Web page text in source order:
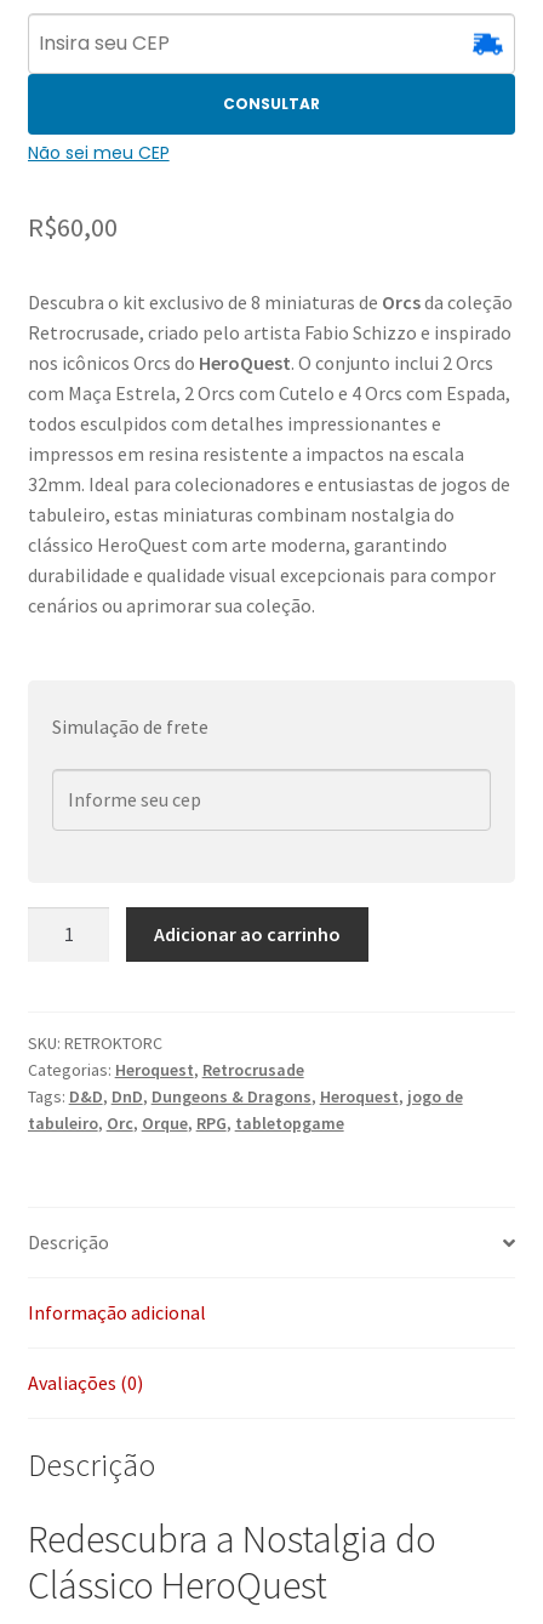
CONSULTAR
Não sei meu CEP
R$60,00
Descubra o kit exclusivo de 8 miniaturas de Orcsda coleção
Retrocrusade, criado pelo artista Fabio Schizzo e inspirado
nos icônicos Orcs do HeroQuest. O conjunto inclui 2 Orcs
com Maça Estrela, 2 Orcs com Cutelo e 4 Orcs com Espada,
todos esculpidos com detalhes impressionantes e
impressos em resina resistente a impactos na escala
32mm. Ideal para colecionadores e entusiastas de jogos de
tabuleiro, estas miniaturas combinam nostalgia do
clássico HeroQuest com arte moderna, garantindo
durabilidade e qualidade visual excepcionais para compor
cenários ou aprimorar sua coleção.
Simulação de frete
(8
itens)
quantidade
Adicionar ao carrinho
SKU: RETROKTORC
Categorias: Heroquest, Retrocrusade
Tags: D&D, DnD, Dungeons & Dragons, Heroquest, jogo de
tabuleiro, Orc, Orque, RPG, tabletopgame
Descrição
Informação adicional
Avaliações (0)
Descrição
Redescubra a Nostalgia do
Clássico HeroQuest